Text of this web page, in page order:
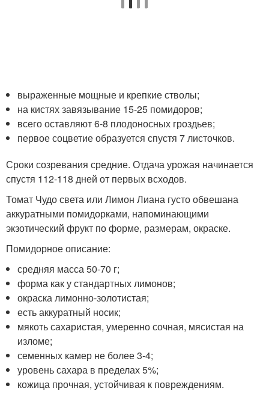
выраженные мощные и крепкие стволы;
на кистях завязывание 15-25 помидоров;
всего оставляют 6-8 плодоносных гроздьев;
первое соцветие образуется спустя 7 листочков.
Сроки созревания средние. Отдача урожая начинается
спустя 112-118 дней от первых всходов.
Томат Чудо света или Лимон Лиана густо обвешана
аккуратными помидорками, напоминающими
экзотический фрукт по форме, размерам, окраске.
Помидорное описание:
средняя масса 50-70 г;
форма как у стандартных лимонов;
окраска лимонно-золотистая;
есть аккуратный носик;
мякоть сахаристая, умеренно сочная, мясистая на
изломе;
семенных камер не более 3-4;
уровень сахара в пределах 5%;
кожица прочная, устойчивая к повреждениям.